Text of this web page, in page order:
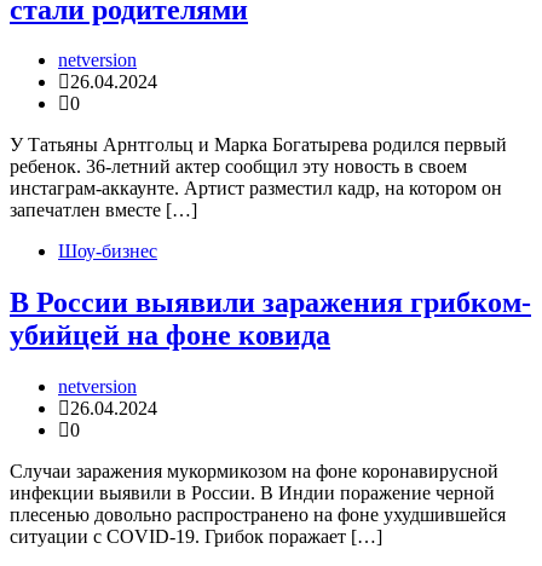
стали родителями
netversion
26.04.2024
0
У Татьяны Арнтгольц и Марка Богатырева родился первый
ребенок. 36-летний актер сообщил эту новость в своем
инстаграм-аккаунте. Артист разместил кадр, на котором он
запечатлен вместе […]
Шоу-бизнес
В России выявили заражения грибком-
убийцей на фоне ковида
netversion
26.04.2024
0
Случаи заражения мукормикозом на фоне коронавирусной
инфекции выявили в России. В Индии поражение черной
плесенью довольно распространено на фоне ухудшившейся
ситуации с COVID-19. Грибок поражает […]